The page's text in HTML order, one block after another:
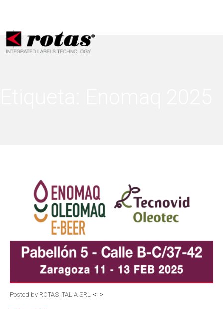
<
Posted by ROTAS ITALIA SRL >
Aviso en el momento de la recogida